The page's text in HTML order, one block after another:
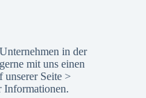
in der
mit uns einen
Seite >
Informationen.